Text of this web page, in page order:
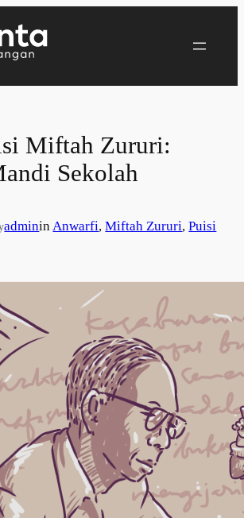
Miftah Zururi:
Sekolah
admininAnwarfi, Miftah Zururi, Puisi